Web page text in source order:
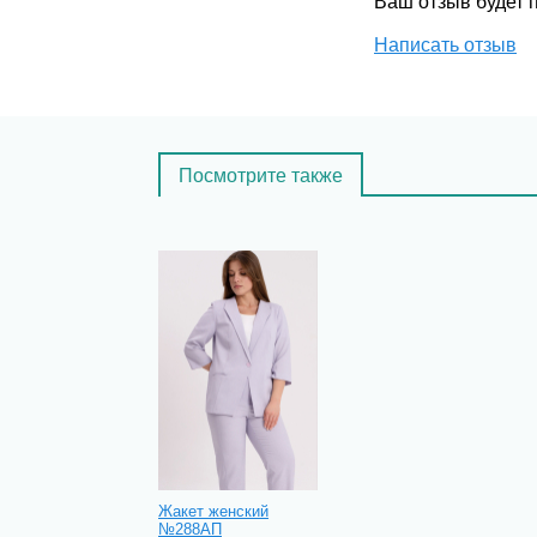
Написать отзыв
Посмотрите также
Жакет женский
№288АП